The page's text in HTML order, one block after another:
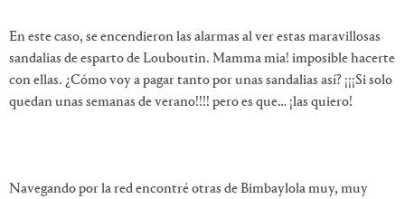
En este caso, se encendieron las alarmas al ver estas maravillosas
sandalias de esparto de Louboutin. Mamma mia! imposible hacerte
con ellas. ¿Cómo voy a pagar tanto por unas sandalias así? ¡¡¡Si solo
quedan unas semanas de verano!!!! pero es que… ¡las quiero!
Navegando por la red encontré otras de Bimbaylola muy, muy